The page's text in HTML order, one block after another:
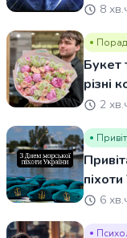
8
Букет
різні
2
6